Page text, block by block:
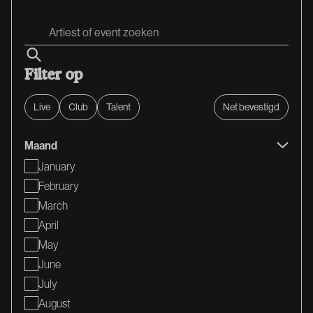
Filter op
Live Club Talent Net bevestigd
Maand
January
February
March
April
May
June
July
August